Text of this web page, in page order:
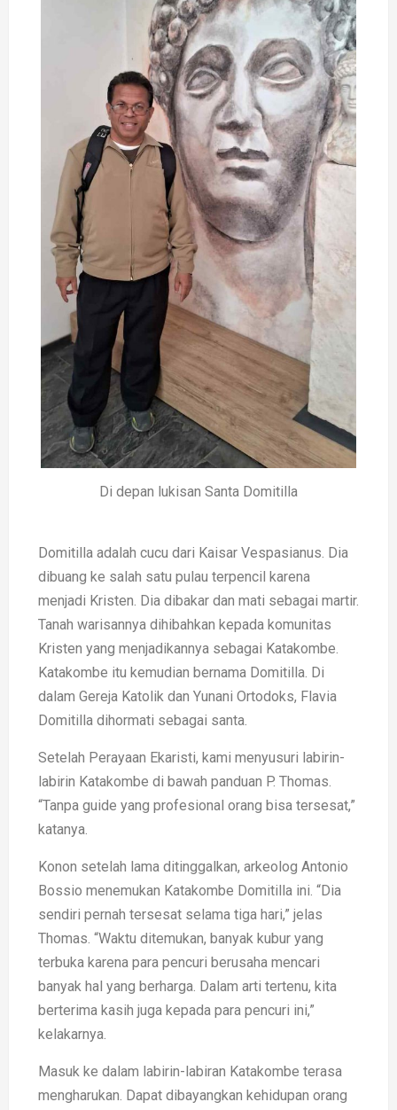
Di depan lukisan Santa Domitilla
Domitilla adalah cucu dari Kaisar Vespasianus. Dia
dibuang ke salah satu pulau terpencil karena
menjadi Kristen. Dia dibakar dan mati sebagai martir.
Tanah warisannya dihibahkan kepada komunitas
Kristen yang menjadikannya sebagai Katakombe.
Katakombe itu kemudian bernama Domitilla. Di
dalam Gereja Katolik dan Yunani Ortodoks, Flavia
Domitilla dihormati sebagai santa.
Setelah Perayaan Ekaristi, kami menyusuri labirin-
labirin Katakombe di bawah panduan P. Thomas.
“Tanpa guide yang profesional orang bisa tersesat,”
katanya.
Konon setelah lama ditinggalkan, arkeolog Antonio
Bossio menemukan Katakombe Domitilla ini. “Dia
sendiri pernah tersesat selama tiga hari,” jelas
Thomas. “Waktu ditemukan, banyak kubur yang
terbuka karena para pencuri berusaha mencari
banyak hal yang berharga. Dalam arti tertenu, kita
berterima kasih juga kepada para pencuri ini,”
kelakarnya.
Masuk ke dalam labirin-labiran Katakombe terasa
mengharukan. Dapat dibayangkan kehidupan orang